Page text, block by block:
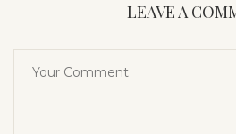
LEAVE A